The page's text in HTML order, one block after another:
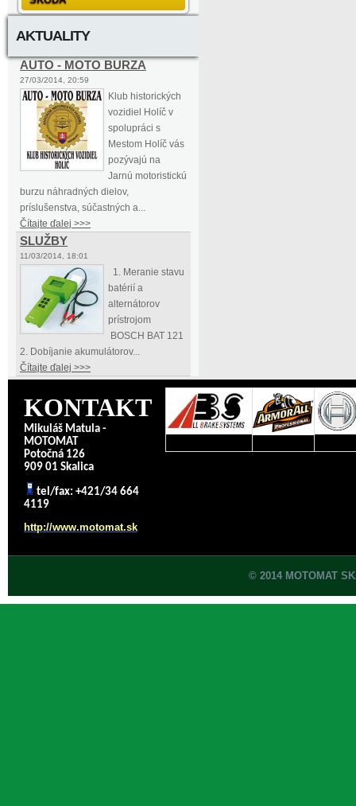
AKTUALITY
AUTO - MOTO BURZA
27/03/2014, 20:59
Klub historických
vozidiel Holíč v
spolupráci s
Mestom Holíč vás
pozývajú na
Jarnú motoristickú
burzu náhradných dielov,
príslušenstva, súčastných a...
Čítajte ďalej >>>
SLUŽBY
11/03/2014, 18:01
1. Meranie stavu
batérií a
alternátorov
prístrojom
BOSCH BAT 121
2. Dobíjanie akumulátorov...
Čítajte ďalej >>>
KONTAKT
Mikuláš Matula -
MOTOMAT
Potočná 126
909 01 Skalica
tel/fax: +421/34 664
4119
http://www.motomat.sk
© 2014